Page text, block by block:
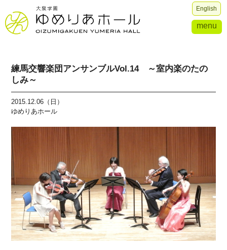
English
menu
練馬交響楽団アンサンブルVol.14 ～室内楽のたの
しみ～
2015.12.06（日）
ゆめりあホール